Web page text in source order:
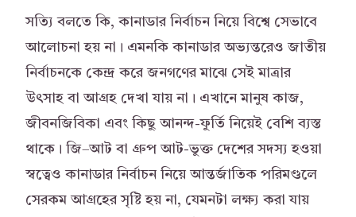
সত্যি বলতে কি, কানাডার নির্বাচন নিয়ে বিশ্বে সেভাবে
আলোচনা হয় না। এমনকি কানাডার অভ্যন্তরেও জাতীয়
নির্বাচনকে কেন্দ্র করে জনগণের মাঝে সেই মাত্রার
উৎসাহ বা আগ্রহ দেখা যায় না। এখানে মানুষ কাজ,
জীবনজিবিকা এবং কিছু আনন্দ-ফুর্তি নিয়েই বেশি ব্যস্ত
থাকে। জি–আট বা গ্রুপ আট-ভুক্ত দেশের সদস্য হওয়া
স্বত্বেও কানাডার নির্বাচন নিয়ে আন্তর্জাতিক পরিমণ্ডলে
সেরকম আগ্রহের সৃষ্টি হয় না, যেমনটা লক্ষ্য করা যায়